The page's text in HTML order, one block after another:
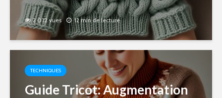
2 032 vues 12 min de lecture
TECHNIQUES
Guide Tricot: Augmentation